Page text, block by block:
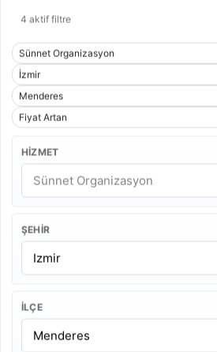
4 aktif filtre
Sünnet Organizasyon
İzmir
Menderes
Fiyat Artan
HIZMET
ŞEHIR
İLÇE
İzmir Menderes Sünnet
Sünnet organizasyonu;
animasyon, palyaço, müzik,
hizmetlerle çocuklara uygun
karşılaştırmayı sağlar.
Sünnet organizasyonu; sünnet
konsept süsleme, sünnet tahtı,
palyaço, müzik, bando,
planlanan organizasyon
salonu, otel veya açık alan gibi
uygulanabilir. Doğru
aile törenini düzenli hale getirir
alacağı güvenli bir eğlence
Sünnet organizasyonu
tipine, sünnet tahtı veya
animasyon ekibine, palyaço,
mehter, bando, DJ, fotoğraf-